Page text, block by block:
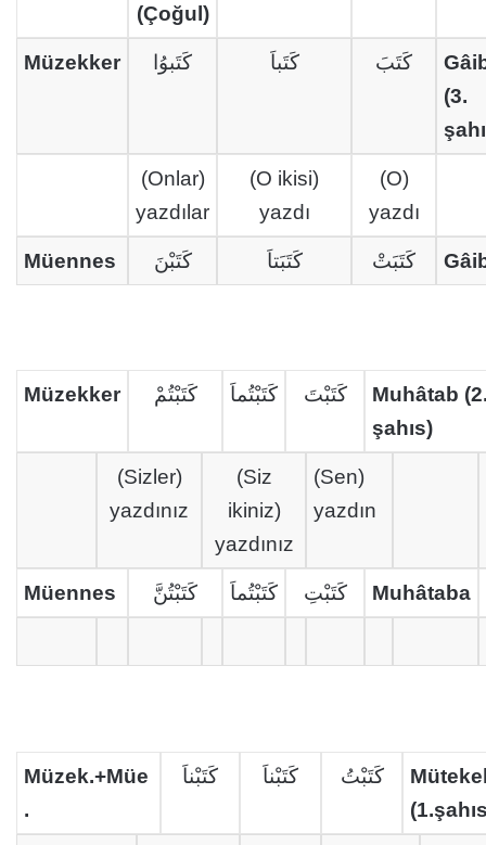
(Çoğul)
Müzekker كَتَبوُا كَتَباَ كَتَبَ
(3.
(Onlar)
yazdılar
(O ikisi)
yazdı
(O)
yazdı
Müennes كَتَبْنَ كَتَبَتاَ كَتَبَتْ
Müzekker كَتَبْتُمْ كَتَبْتُماَ كَتَبْتَ
Muhâtab
şahıs)
(Sizler)
yazdınız
(Siz
ikiniz)
yazdınız
(Sen)
yazdın
Müennes كَتَبْتُنَّ كَتَبْتُماَ كَتَبْتِ Muhâtaba
Müzek.+Müe
.
كَتَبْناَ كَتَبْناَ كَتَبْتُ